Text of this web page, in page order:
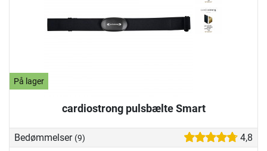
På lager
cardiostrong pulsbælte Smart
Bedømmelser (9) 4,8